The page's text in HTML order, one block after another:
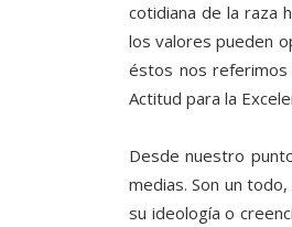
cotidiana de la raza
los valores pueden
éstos nos referimos
Actitud para la
Desde nuestro
medias. Son un
su ideología o